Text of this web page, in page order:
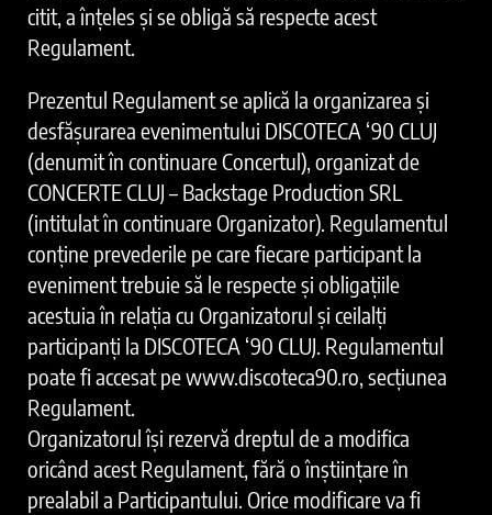
citit, a înțeles și se obligă să respecte acest
Regulament.
Prezentul Regulament se aplică la organizarea și
desfășurarea evenimentului DISCOTECA ‘90 CLUJ
(denumit în continuare Concertul), organizat de
CONCERTE CLUJ – Backstage Production SRL
(intitulat în continuare Organizator). Regulamentul
conține prevederile pe care fiecare participant la
eveniment trebuie să le respecte și obligațiile
acestuia în relația cu Organizatorul și ceilalți
participanți la DISCOTECA ‘90 CLUJ. Regulamentul
poate fi accesat pe www.discoteca90.ro, secțiunea
Regulament.
Organizatorul își rezervă dreptul de a modifica
oricând acest Regulament, fără o înștiințare în
prealabil a Participantului. Orice modificare va fi